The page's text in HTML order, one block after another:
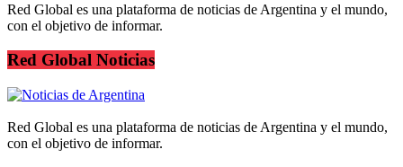
Red Global es una plataforma de noticias de Argentina y el mundo,
con el objetivo de informar.
Red Global Noticias
Red Global es una plataforma de noticias de Argentina y el mundo,
con el objetivo de informar.